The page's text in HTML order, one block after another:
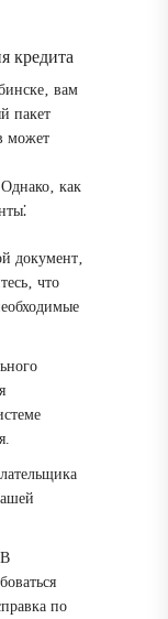
кредита
вам
пакет
может
как
документ‚
что
В
по